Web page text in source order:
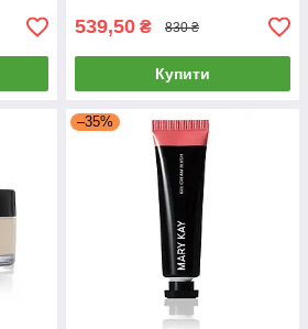
539,50 ₴ 830 ₴
Купити
–35%